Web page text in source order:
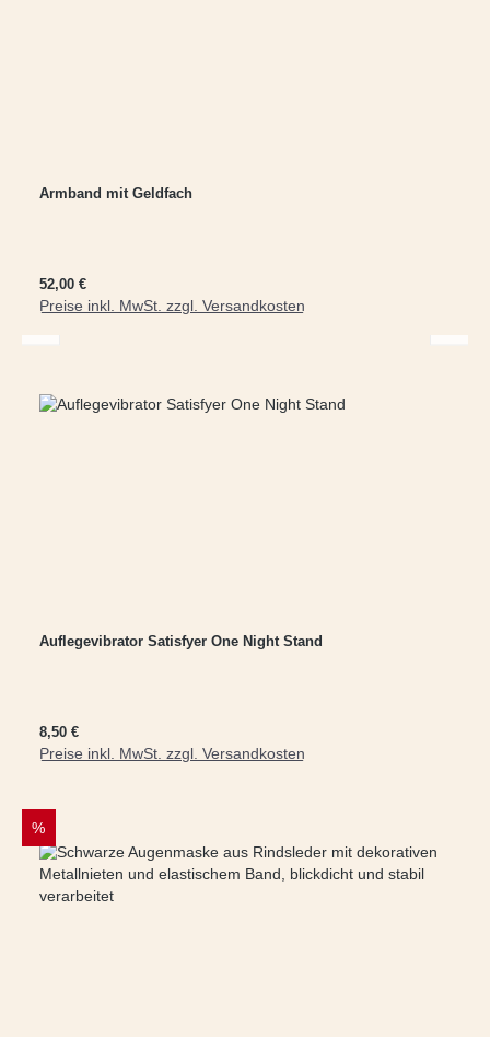
Armband mit Geldfach
Regulärer Preis:
52,00 €
Preise inkl. MwSt. zzgl. Versandkosten
Auflegevibrator Satisfyer One Night Stand
Regulärer Preis:
8,50 €
Preise inkl. MwSt. zzgl. Versandkosten
In den Warenkorb
RABATT
%